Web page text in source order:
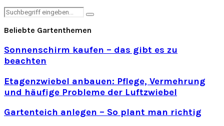
Search
Search
Beliebte Gartenthemen
Sonnenschirm kaufen – das gibt es zu
beachten
Etagenzwiebel anbauen: Pflege, Vermehrung
und häufige Probleme der Luftzwiebel
Gartenteich anlegen – So plant man richtig